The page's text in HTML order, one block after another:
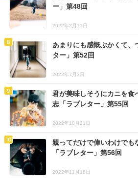
ー」第48回
2022年2月11日
あまりにも感慨ぶかくて、
ター」第52回
2022年7月3日
君が美味しそうにカニを食
志「ラブレター」第55回
2022年10月21日
親ってだけで偉いわけでも
「ラブレター」第56回
2022年11月18日